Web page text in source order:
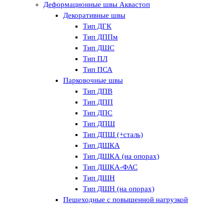
Деформационные швы Аквастоп
Декоративные швы
Тип ДГК
Тип ДППм
Тип ДШС
Тип ПЛ
Тип ПСА
Парковочные швы
Тип ДПВ
Тип ДПП
Тип ДПС
Тип ДПШ
Тип ДПШ (+сталь)
Тип ДШКА
Тип ДШКА (на опорах)
Тип ДШКА-ФАС
Тип ДШН
Тип ДШН (на опорах)
Пешеходные с повышенной нагрузкой